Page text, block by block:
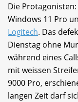
Die
Windows 11 Pro
Logitech. Das
Dienstag ohne
während eines
mit weissen
9000 Pro,
langen Zeit darf